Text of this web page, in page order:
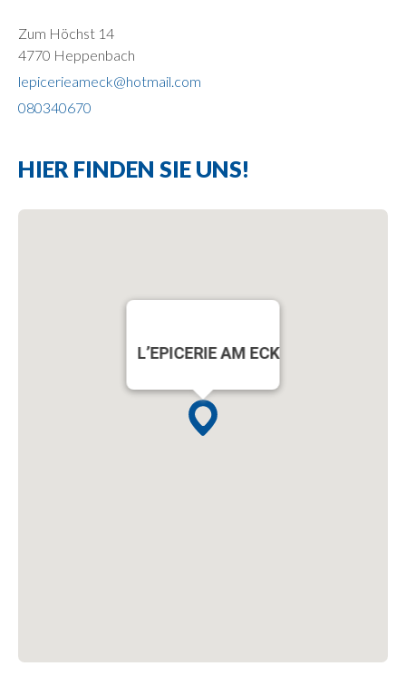
Zum Höchst 14
4770 Heppenbach
lepicerieameck@hotmail.com
080340670
HIER FINDEN SIE UNS!
L’EPICERIE AM ECK